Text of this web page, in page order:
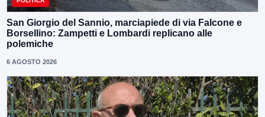
San Giorgio del Sannio, marciapiede di via Falcone e
Borsellino: Zampetti e Lombardi replicano alle
polemiche
6 AGOSTO 2026